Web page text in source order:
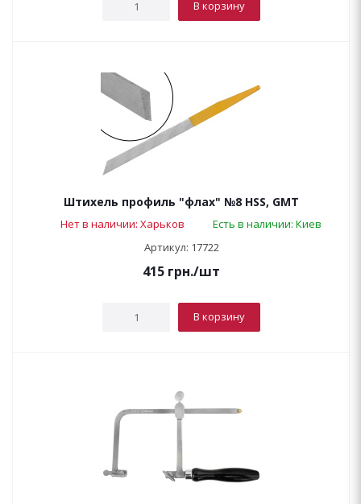
В корзину
Штихель профиль "флах" №8 HSS, GMT
Нет в наличии: Харьков
Есть в наличии: Киев
Артикул: 17722
415 грн./шт
В корзину